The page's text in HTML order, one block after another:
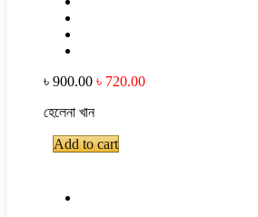
৳ 900.00 ৳ 720.00
হেলেনা খান
Add to cart